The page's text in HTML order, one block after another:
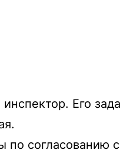
Его
согласованию